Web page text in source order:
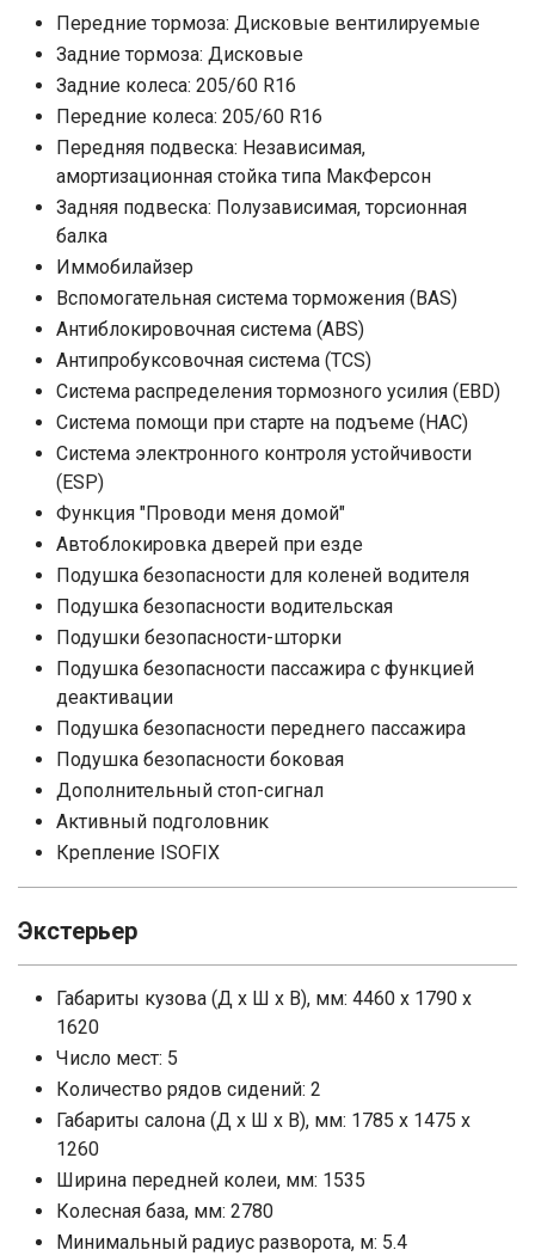
Передние тормоза: Дисковые вентилируемые
Задние тормоза: Дисковые
Задние колеса: 205/60 R16
Передние колеса: 205/60 R16
Передняя подвеска: Независимая,
амортизационная стойка типа МакФерсон
Задняя подвеска: Полузависимая, торсионная
балка
Иммобилайзер
Вспомогательная система торможения (BAS)
Антиблокировочная система (ABS)
Антипробуксовочная система (TCS)
Система распределения тормозного усилия (EBD)
Система помощи при старте на подъеме (HAC)
Система электронного контроля устойчивости
(ESP)
Функция "Проводи меня домой"
Автоблокировка дверей при езде
Подушка безопасности для коленей водителя
Подушка безопасности водительская
Подушки безопасности-шторки
Подушка безопасности пассажира с функцией
деактивации
Подушка безопасности переднего пассажира
Подушка безопасности боковая
Дополнительный стоп-сигнал
Активный подголовник
Крепление ISOFIX
Экстерьер
Габариты кузова (Д x Ш x В), мм: 4460 x 1790 x
1620
Число мест: 5
Количество рядов сидений: 2
Габариты салона (Д x Ш x В), мм: 1785 x 1475 x
1260
Ширина передней колеи, мм: 1535
Колесная база, мм: 2780
Минимальный радиус разворота, м: 5.4